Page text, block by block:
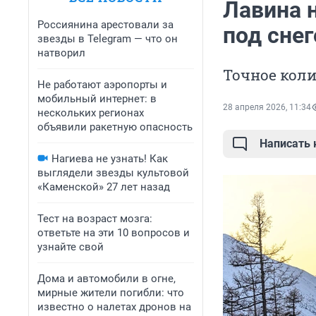
Россиянина арестовали за
звезды в Telegram — что он
натворил
Не работают аэропорты и
мобильный интернет: в
нескольких регионах
объявили ракетную опасность
Нагиева не узнать! Как
выглядели звезды культовой
«Каменской» 27 лет назад
Тест на возраст мозга:
ответьте на эти 10 вопросов и
узнайте свой
Дома и автомобили в огне,
мирные жители погибли: что
известно о налетах дронов на
Лавина
под
Точное
28 апреля 2026, 11:34
Написать